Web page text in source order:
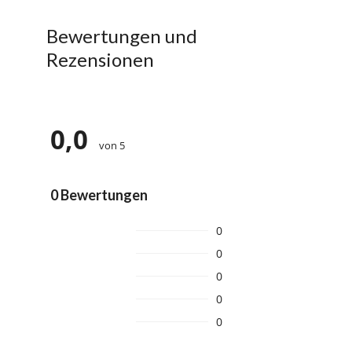
Bewertungen und
Rezensionen
0,0 von 5
0 Bewertungen
0
0
0
0
0